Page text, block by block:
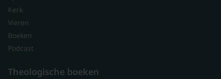
Kerk
Vieren
Boeken
Podcast
Theologische boeken